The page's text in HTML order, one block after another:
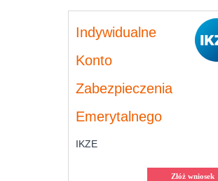
Indywidualne
Konto
Zabezpieczenia
Emerytalnego
IKZE
Złóż wniosek